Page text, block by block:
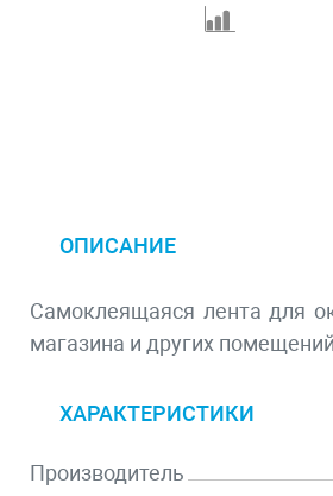
ОПИСАНИЕ
Самоклеящаяся лента для
магазина и других
ХАРАКТЕРИСТИКИ
Производитель